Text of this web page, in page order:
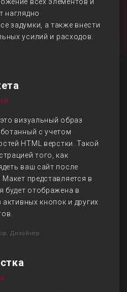
наглядно
задумки, а также внести
усилий и расходов.
визуальный образ
с учетом
HTML верстки. Такой
того, как
ваш сайт после
представляется в
будет отображена в
активных кнопок и других
Дизайнер